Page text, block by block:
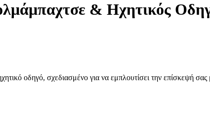
& Ηχητικός
οδηγό, σχεδιασμένο για να εμπλουτίσει την επίσκεψή σας